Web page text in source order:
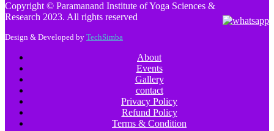
Copyright © Paramanand Institute of Yoga Sciences &
Research 2023. All rights reserved
Design & Developed by TechSimba
About
Events
Gallery
contact
Privacy Policy
Refund Policy
Terms & Condition